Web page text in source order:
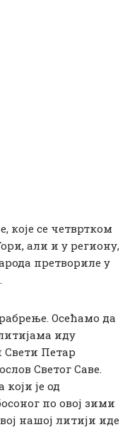
које се четвртком
али и у региону,
претвориле у
Осећамо да
иду
Свети Петар
Светог Саве.
је од
по овој зими
нашој литији иде